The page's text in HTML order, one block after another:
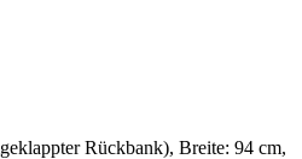
Rückbank), Breite: 94 cm,